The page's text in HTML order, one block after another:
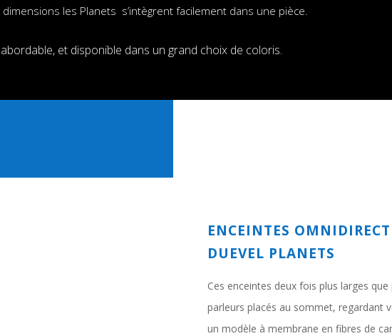
les Planets s’intègrent facilement dans une pièce.
et disponible dans un grand choix de coloris.
ENCEINTES
DUEVEL PLANETS
Ces enceintes deux fois plus larges
parleurs placés au sommet, regardant
un modèle à membrane en fibres de